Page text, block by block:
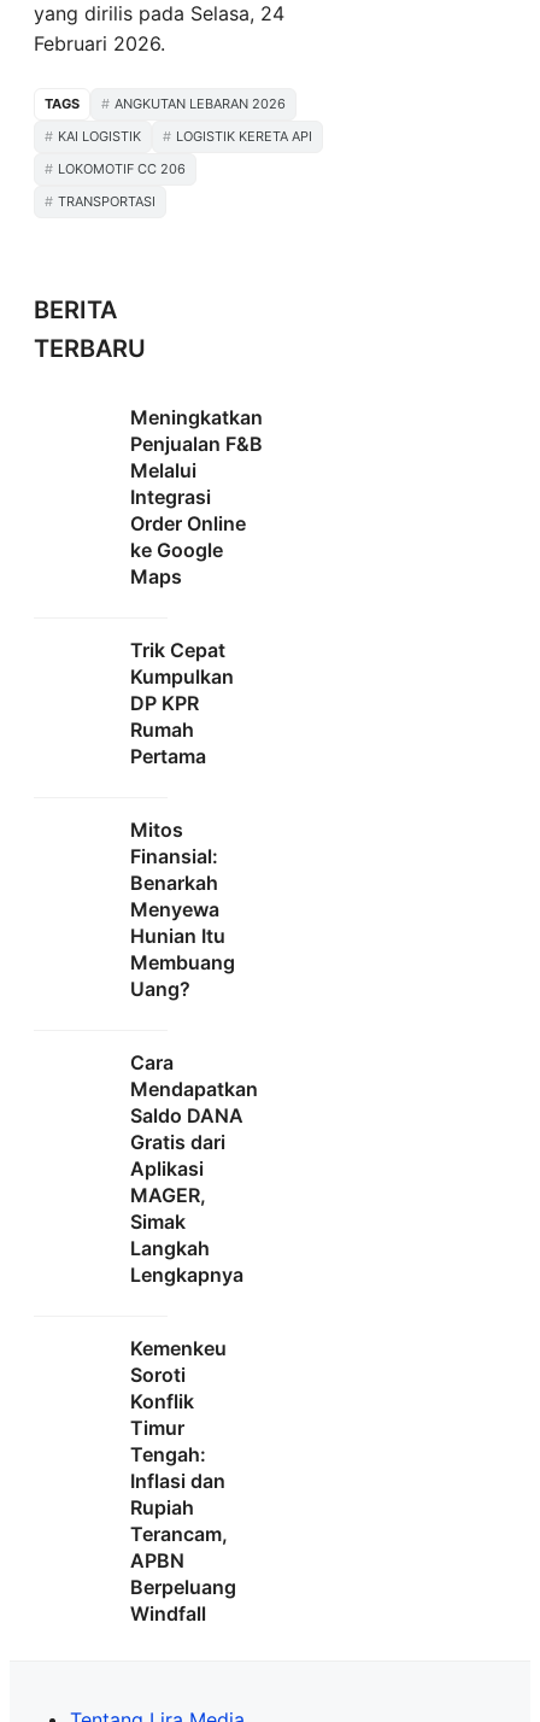
yang dirilis pada Selasa, 24
Februari 2026.
TAGS
ANGKUTAN LEBARAN 2026
KAI LOGISTIK
LOGISTIK KERETA API
LOKOMOTIF CC 206
TRANSPORTASI
BERITA
TERBARU
Meningkatkan
Penjualan F&B
Melalui
Integrasi
Order Online
ke Google
Maps
Trik Cepat
Kumpulkan
DP KPR
Rumah
Pertama
Mitos
Finansial:
Benarkah
Menyewa
Hunian Itu
Membuang
Uang?
Cara
Mendapatkan
Saldo DANA
Gratis dari
Aplikasi
MAGER,
Simak
Langkah
Lengkapnya
Kemenkeu
Soroti
Konflik
Timur
Tengah:
Inflasi dan
Rupiah
Terancam,
APBN
Berpeluang
Windfall